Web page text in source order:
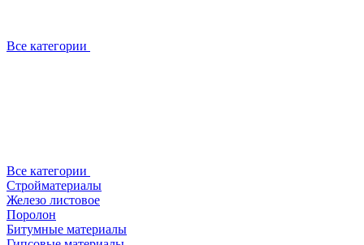
Все категории
Все категории
Стройматериалы
Железо листовое
Поролон
Битумные материалы